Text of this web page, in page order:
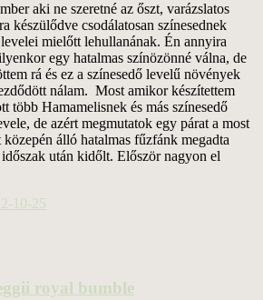
aki ne szeretné az őszt, varázslatos
készülődve csodálatosan színesednek
mielőtt lehullanának. Én annyira
egy hatalmas színözönné válna, de
rá és ez a színesedő levelű növények
nálam. Most amikor készítettem
több Hamamelisnek és más színesedő
de azért megmutatok egy párat a most
álló hatalmas fűzfánk megadta
időszak után kidőlt. Először nagyon el
10-25
royal bumble